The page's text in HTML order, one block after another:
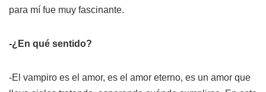
para mí fue muy fascinante.
-¿En qué sentido?
-El vampiro es el amor, es el amor eterno, es un amor que